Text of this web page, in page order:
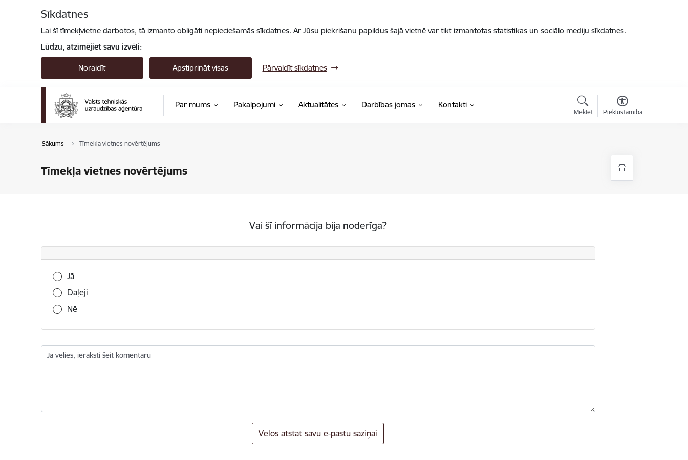
Sīkdatnes
Lai šī tīmekļvietne darbotos, tā izmanto obligāti nepieciešamās sīkdatnes. Ar Jūsu piekrišanu papildus šajā vietnē var tikt izmantotas statistikas un sociālo mediju sīkdatnes.
Lūdzu, atzīmējiet savu izvēli:
Noraidīt Apstiprināt visas Pārvaldīt sīkdatnes
Par mums Pakalpojumi Aktualitātes Darbības jomas Kontakti
Meklēt Piekļūstamība
Sākums Tīmekļa vietnes novērtējums
Tīmekļa vietnes novērtējums
Vai šī informācija bija noderīga?
Vai šī informācija bija noderīga?
Jā
Daļēji
Nē
Ja vēlies, ieraksti šeit komentāru
Vēlos atstāt savu e-pastu saziņai